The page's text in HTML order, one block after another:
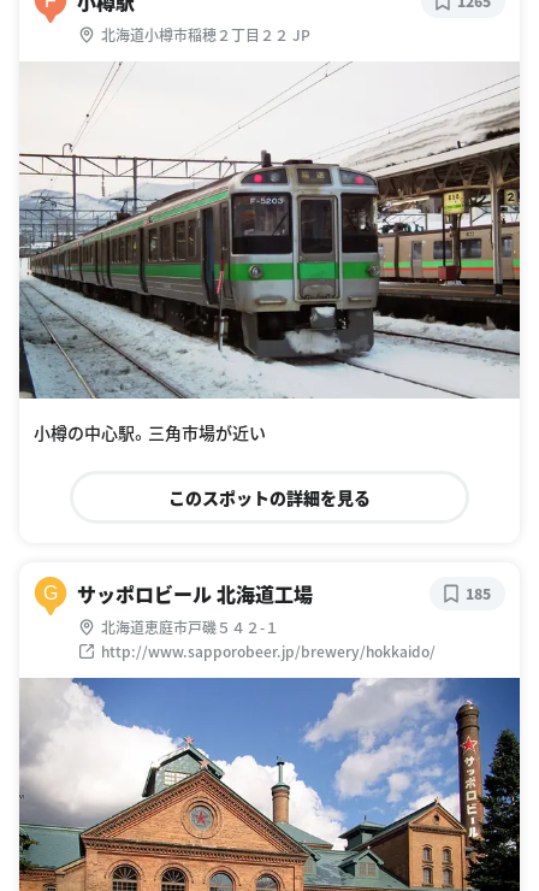
北海道小樽市稲穂２丁目２２ JP
小樽の中心駅。三角市場が近い
このスポットの詳細を見る
G サッポロビール 北海道工場
北海道恵庭市戸磯５４２-１
http://www.sapporobeer.jp/brewery/hokkaido/
185